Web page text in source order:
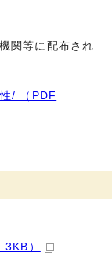
関等に配布され
/ （PDF
）